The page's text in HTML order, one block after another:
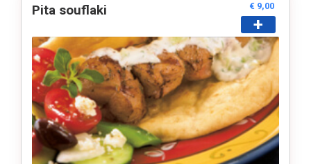
Pita souflaki € 9,00
+